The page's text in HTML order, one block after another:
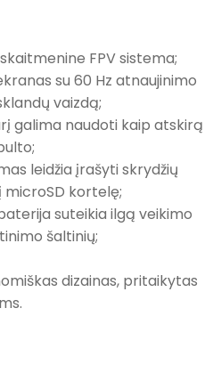
FPV sistema;
su 60 Hz atnaujinimo
vaizdą;
galima naudoti kaip atskirą
leidžia įrašyti skrydžių
microSD kortelę;
suteikia ilgą veikimo
šaltinių;
dizainas, pritaikytas